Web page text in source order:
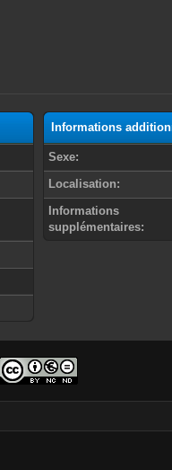
Informations
Sexe:
Localisation:
Informations
supplémentaires: